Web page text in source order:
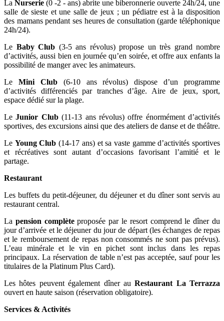
La Nurserie (0 -2 - ans) abrite une biberonnerie ouverte 24h/24, une
salle de sieste et une salle de jeux ; un pédiatre est à la disposition
des mamans pendant ses heures de consultation (garde téléphonique
24h/24).
Le Baby Club (3-5 ans révolus) propose un très grand nombre
d’activités, aussi bien en journée qu’en soirée, et offre aux enfants la
possibilité de manger avec les animateurs.
Le Mini Club(6-10 ans révolus) dispose d’un programme
d’activités différenciés par tranches d’âge. Aire de jeux, sport,
espace dédié sur la plage.
LeJunior Club(11-13 ans révolus) offre énormément d’activités
sportives, des excursions ainsi que des ateliers de danse et de théâtre.
Le Young Club (14-17 ans) et sa vaste gamme d’activités sportives
et récréatives sont autant d’occasions favorisant l’amitié et le
partage.
Restaurant
Les buffets du petit-déjeuner, du déjeuner et du dîner sont servis au
restaurant central.
La pension complèteproposée par le resort comprend le dîner du
jour d’arrivée et le déjeuner du jour de départ (les échanges de repas
et le remboursement de repas non consommés ne sont pas prévus).
L’eau minérale et le vin en pichet sont inclus dans les repas
principaux. La réservation de table n’est pas acceptée, sauf pour les
titulaires de la Platinum Plus Card).
Les hôtes peuvent également dîner auRestaurant La Terrazza
ouvert en haute saison (réservation obligatoire).
Services & Activités